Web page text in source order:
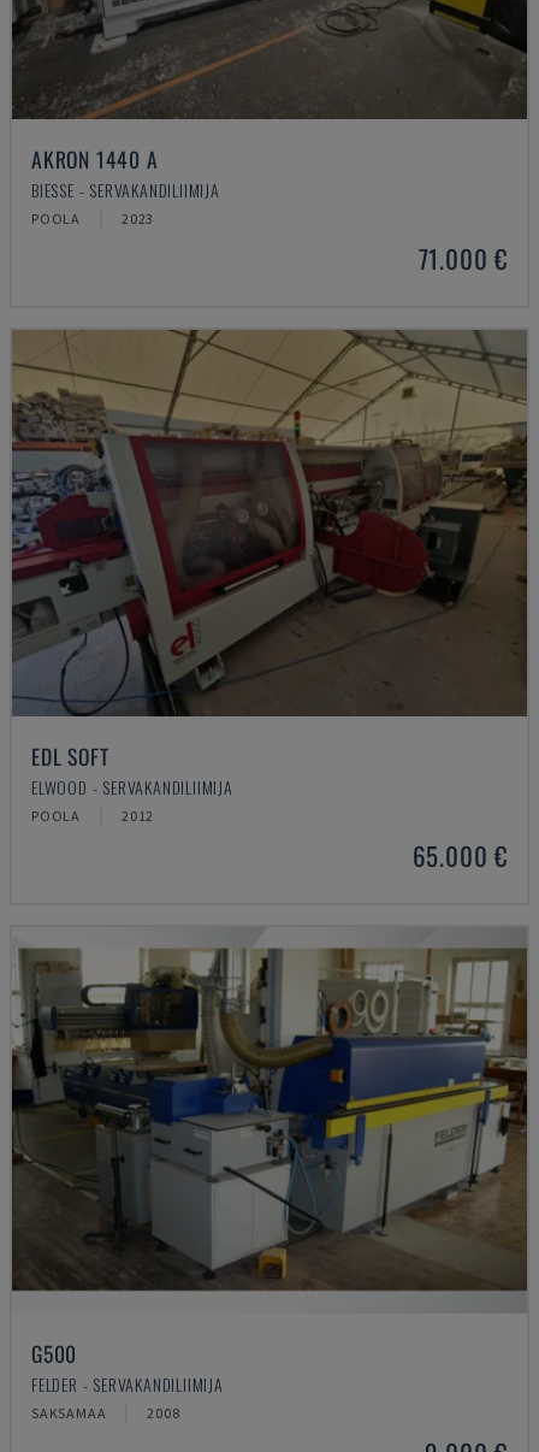
AKRON 1440 A
BIESSE - SERVAKANDILIIMIJA
POOLA 2023
71.000 €
EDL SOFT
ELWOOD - SERVAKANDILIIMIJA
POOLA 2012
65.000 €
G500
FELDER - SERVAKANDILIIMIJA
SAKSAMAA 2008